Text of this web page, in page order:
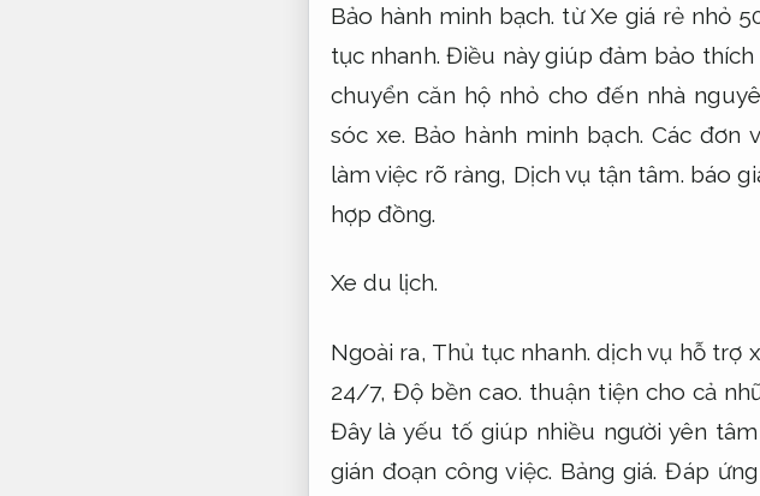
Bảo hành minh bạch. từ Xe giá rẻ nhỏ
tục nhanh. Điều này giúp đảm bảo thích
chuyển căn hộ nhỏ cho đến nhà
sóc xe. Bảo hành minh bạch. Các đơn
làm việc rõ ràng, Dịch vụ tận tâm. báo
hợp đồng.
Xe du lịch.
Ngoài ra, Thủ tục nhanh. dịch vụ hỗ trợ
24/7, Độ bền cao. thuận tiện cho cả
Đây là yếu tố giúp nhiều người yên
gián đoạn công việc. Bảng giá. Đáp